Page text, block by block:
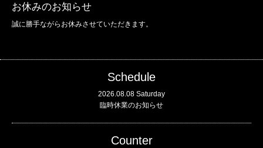
お休みのお知らせ
誠に勝手ながらお休みさせていただきます。
Schedule
2026.08.08 Saturday
臨時休業のお知らせ
Counter